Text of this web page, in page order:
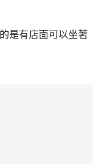
是有店面可以坐著